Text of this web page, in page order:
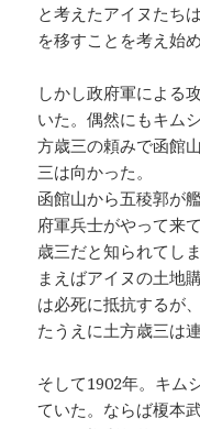
と考えたアイヌたち
を移すことを考え始め
しかし政府軍による
いた。偶然にもキム
方歳三の頼みで函館
三は向かった。
函館山から五稜郭が
府軍兵士がやって来
歳三だと知られてし
まえばアイヌの土地
は必死に抵抗するが
たうえに土方歳三は
そして1902年。キム
ていた。ならば榎本